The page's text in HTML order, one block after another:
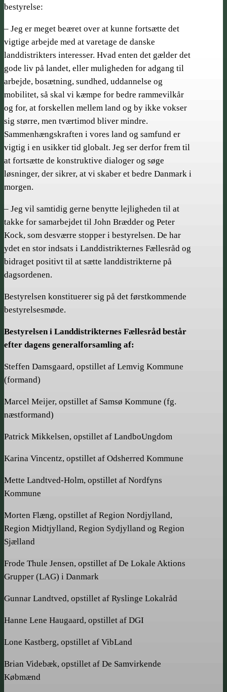
bestyrelse:
– Jeg er meget beæret over at kunne fortsætte det
vigtige arbejde med at varetage de danske
landdistrikters interesser. Hvad enten det gælder det
gode liv på landet, eller muligheden for adgang til
arbejde, bosætning, sundhed, uddannelse og
mobilitet, så skal vi kæmpe for bedre rammevilkår
og for, at forskellen mellem land og by ikke vokser
sig større, men tværtimod bliver mindre.
Sammenhængskraften i vores land og samfund er
vigtig i en usikker tid globalt. Jeg ser derfor frem til
at fortsætte de konstruktive dialoger og søge
løsninger, der sikrer, at vi skaber et bedre Danmark i
morgen.
– Jeg vil samtidig gerne benytte lejligheden til at
takke for samarbejdet til John Brædder og Peter
Kock, som desværre stopper i bestyrelsen. De har
ydet en stor indsats i Landdistrikternes Fællesråd og
bidraget positivt til at sætte landdistrikterne på
dagsordenen.
Bestyrelsen konstituerer sig på det førstkommende
bestyrelsesmøde.
Bestyrelsen i Landdistrikternes Fællesråd består
efter dagens generalforsamling af:
Steffen Damsgaard, opstillet af Lemvig Kommune
(formand)
Marcel Meijer, opstillet af Samsø Kommune (fg.
næstformand)
Patrick Mikkelsen, opstillet af LandboUngdom
Karina Vincentz, opstillet af Odsherred Kommune
Mette Landtved-Holm, opstillet af Nordfyns
Kommune
Morten Flæng, opstillet af Region Nordjylland,
Region Midtjylland, Region Sydjylland og Region
Sjælland
Frode Thule Jensen, opstillet af De Lokale Aktions
Grupper (LAG) i Danmark
Gunnar Landtved, opstillet af Ryslinge Lokalråd
Hanne Lene Haugaard, opstillet af DGI
Lone Kastberg, opstillet af VibLand
Brian Videbæk, opstillet af De Samvirkende
Købmænd